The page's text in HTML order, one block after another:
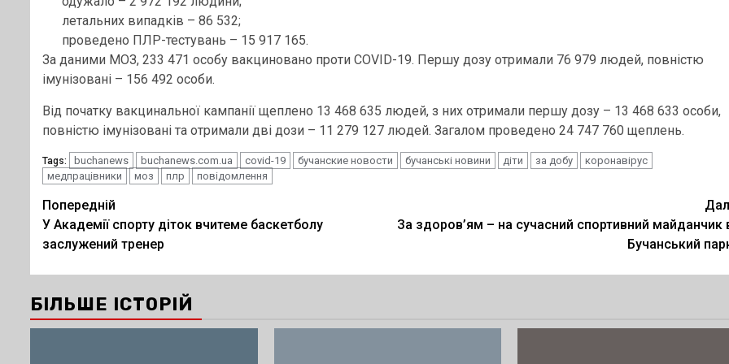
летальних випадків – 86 532;
проведено ПЛР-тестувань – 15 917 165.
За даними МОЗ, 233 471 особу вакциновано проти COVID-19. Першу дозу отримали 76 979 людей, повністю
імунізовані – 156 492 особи.
Від початку вакцинальної кампанії щеплено 13 468 635 людей, з них отримали першу дозу – 13 468 633 особи,
повністю імунізовані та отримали дві дози – 11 279 127 людей. Загалом проведено 24 747 760 щеплень.
Tags: buchanews buchanews.com.ua covid-19 бучанские новости бучанські новини діти за добу
коронавірус
медпрацівники
моз плр повідомлення
Post
navigation
Попередній
У Академії спорту діток вчитеме баскетболу
заслужений тренер
За здоров’ям – на сучасний спортивний майданчик
Бучанський
БІЛЬШЕ ІСТОРІЙ